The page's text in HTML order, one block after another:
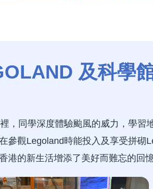
及科學
，同學深度體驗颱風的威力，學習
參觀Legoland時能投入及享受拼砌
的新生活增添了美好而難忘的回憶